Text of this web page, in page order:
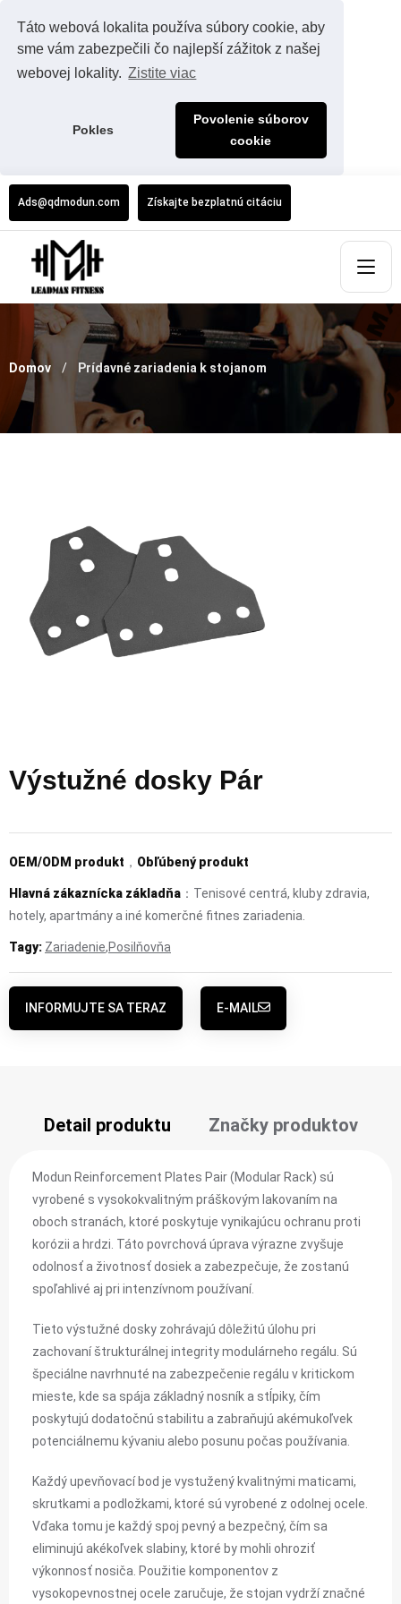
Táto webová lokalita používa súbory cookie, aby
sme vám zabezpečili čo najlepší zážitok z našej
webovej lokality. Zistite viac
Pokles
Povolenie súborov
cookie
Ads@qdmodun.com Získajte bezplatnú citáciu
Domov Prídavné zariadenia k stojanom
Výstužné dosky Pár
OEM/ODM produkt ， Obľúbený produkt
Hlavná zákaznícka základňa ：Tenisové centrá, kluby zdravia,
hotely, apartmány a iné komerčné fitnes zariadenia.
Tagy: Zariadenie,Posilňovňa
INFORMUJTE SA TERAZ E-MAIL
Detail produktu Značky produktov
Modun Reinforcement Plates Pair (Modular Rack) sú
vyrobené s vysokokvalitným práškovým lakovaním na
oboch stranách, ktoré poskytuje vynikajúcu ochranu proti
korózii a hrdzi. Táto povrchová úprava výrazne zvyšuje
odolnosť a životnosť dosiek a zabezpečuje, že zostanú
spoľahlivé aj pri intenzívnom používaní.
Tieto výstužné dosky zohrávajú dôležitú úlohu pri
zachovaní štrukturálnej integrity modulárneho regálu. Sú
špeciálne navrhnuté na zabezpečenie regálu v kritickom
mieste, kde sa spája základný nosník a stĺpiky, čím
poskytujú dodatočnú stabilitu a zabraňujú akémukoľvek
potenciálnemu kývaniu alebo posunu počas používania.
Každý upevňovací bod je vystužený kvalitnými maticami,
skrutkami a podložkami, ktoré sú vyrobené z odolnej ocele.
Vďaka tomu je každý spoj pevný a bezpečný, čím sa
eliminujú akékoľvek slabiny, ktoré by mohli ohroziť
výkonnosť nosiča. Použitie komponentov z
vysokopevnostnej ocele zaručuje, že stojan vydrží značné